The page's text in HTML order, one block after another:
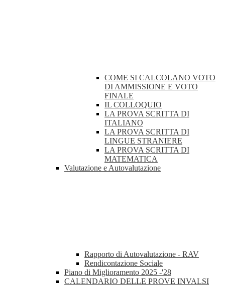
COME SI CALCOLANO VOTO
DI AMMISSIONE E VOTO
FINALE
IL COLLOQUIO
LA PROVA SCRITTA DI
ITALIANO
LA PROVA SCRITTA DI
LINGUE STRANIERE
LA PROVA SCRITTA DI
MATEMATICA
Valutazione e Autovalutazione
Rapporto di Autovalutazione - RAV
Rendicontazione Sociale
Piano di Miglioramento 2025 -'28
CALENDARIO DELLE PROVE INVALSI